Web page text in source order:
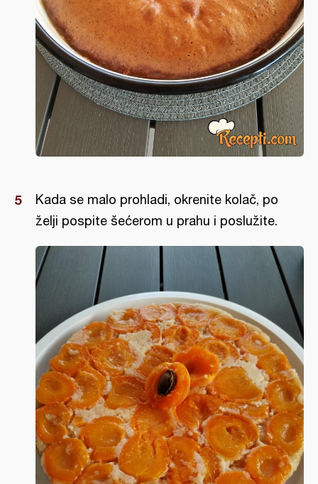
Kada se malo prohladi, okrenite kolač, po
želji pospite šećerom u prahu i poslužite.